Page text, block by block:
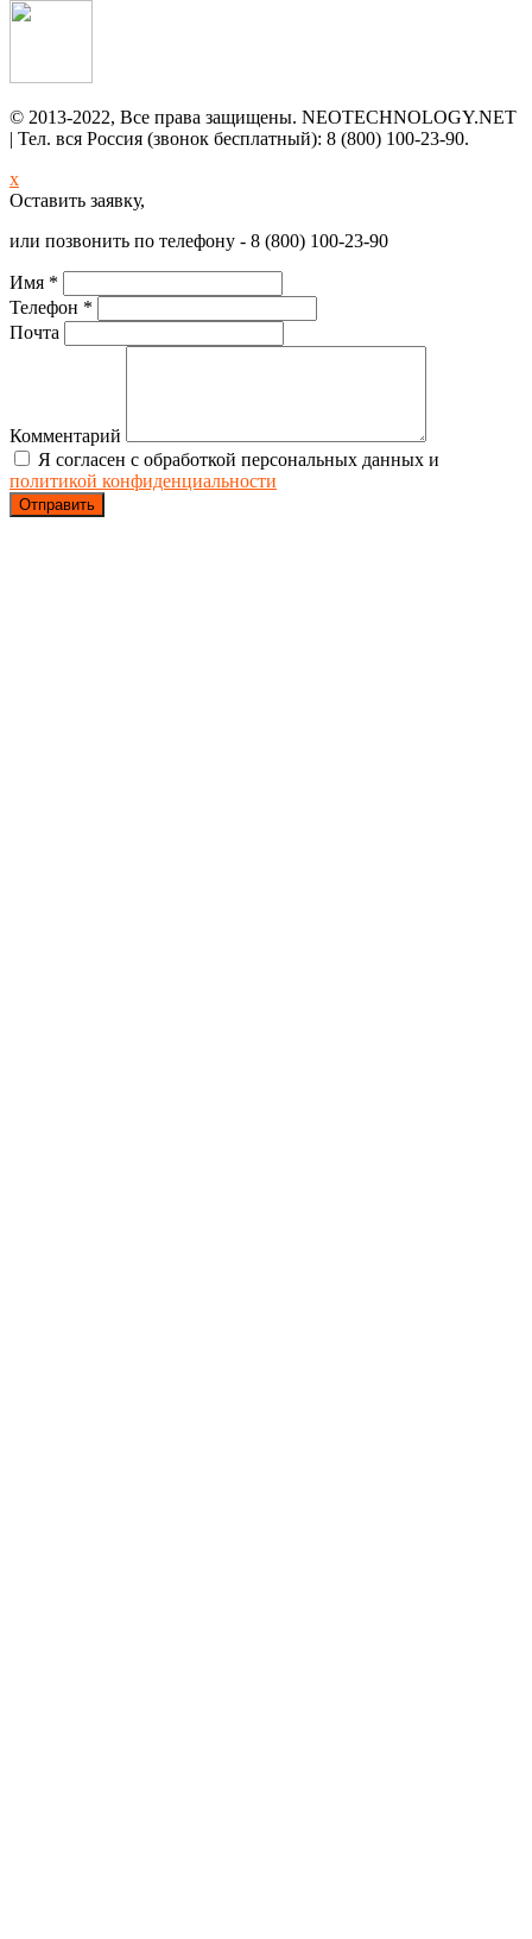
© 2013-2022, Все права защищены. NEOTECHNOLOGY.NET
| Тел. вся Россия (звонок бесплатный): 8 (800) 100-23-90.
x
Оставить заявку,
или позвонить по телефону - 8 (800) 100-23-90
Имя *
Телефон *
Почта
Комментарий
Я согласен с обработкой персональных данных и
политикой конфиденциальности